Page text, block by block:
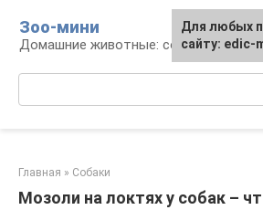
контенту
Зоо-мини
Домашние животные: содержание и
Главная » Собаки
Мозоли на локтях у собак –
Для любых
сайту: edic-